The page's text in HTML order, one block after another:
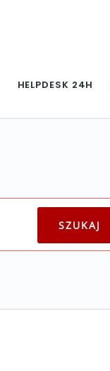
HELPDESK 24H